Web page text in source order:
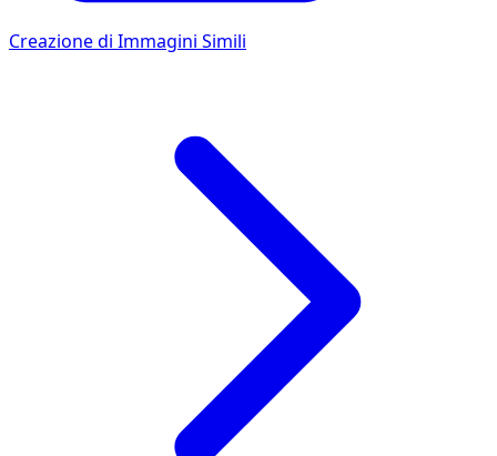
Creazione di Immagini Simili